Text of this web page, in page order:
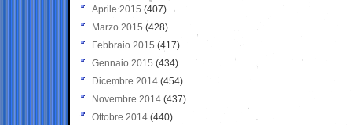
Aprile 2015 (407)
Marzo 2015 (428)
Febbraio 2015 (417)
Gennaio 2015 (434)
Dicembre 2014 (454)
Novembre 2014 (437)
Ottobre 2014 (440)